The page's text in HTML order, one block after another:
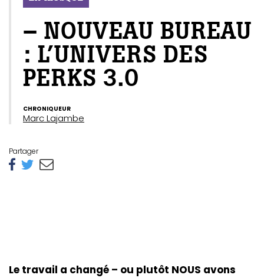
– NOUVEAU BUREAU
: L’UNIVERS DES
PERKS 3.0
CHRONIQUEUR
Marc Lajambe
Partager
Le travail a changé – ou plutôt NOUS avons